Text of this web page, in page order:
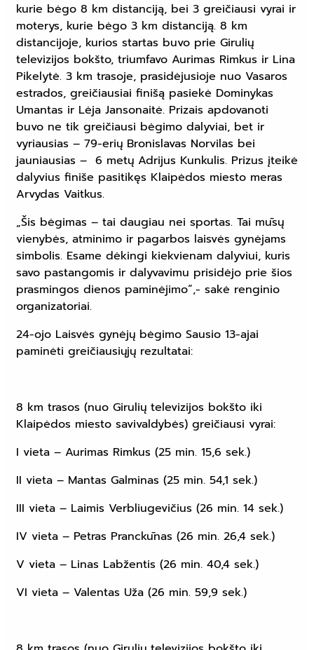
kurie bėgo 8 km distanciją, bei 3 greičiausi vyrai ir
moterys, kurie bėgo 3 km distanciją. 8 km
distancijoje, kurios startas buvo prie Girulių
televizijos bokšto, triumfavo Aurimas Rimkus ir Lina
Pikelytė. 3 km trasoje, prasidėjusioje nuo Vasaros
estrados, greičiausiai finišą pasiekė Dominykas
Umantas ir Lėja Jansonaitė. Prizais apdovanoti
buvo ne tik greičiausi bėgimo dalyviai, bet ir
vyriausias – 79-erių Bronislavas Norvilas bei
jauniausias – 6 metų Adrijus Kunkulis. Prizus įteikė
dalyvius finiše pasitikęs Klaipėdos miesto meras
Arvydas Vaitkus.
„Šis bėgimas – tai daugiau nei sportas. Tai mūsų
vienybės, atminimo ir pagarbos laisvės gynėjams
simbolis. Esame dėkingi kiekvienam dalyviui, kuris
savo pastangomis ir dalyvavimu prisidėjo prie šios
prasmingos dienos paminėjimo“,- sakė renginio
organizatoriai.
24-ojo Laisvės gynėjų bėgimo Sausio 13-ajai
paminėti greičiausiųjų rezultatai:
8 km trasos (nuo Girulių televizijos bokšto iki
Klaipėdos miesto savivaldybės) greičiausi vyrai:
I vieta – Aurimas Rimkus (25 min. 15,6 sek.)
II vieta – Mantas Galminas (25 min. 54,1 sek.)
III vieta – Laimis Verbliugevičius (26 min. 14 sek.)
IV vieta – Petras Pranckūnas (26 min. 26,4 sek.)
V vieta – Linas Labžentis (26 min. 40,4 sek.)
VI vieta – Valentas Uža (26 min. 59,9 sek.)